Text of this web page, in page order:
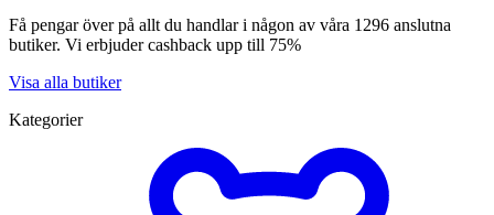
Få pengar över på allt du handlar i någon av våra 1296 anslutna
butiker. Vi erbjuder cashback upp till 75%
Visa alla butiker
Kategorier